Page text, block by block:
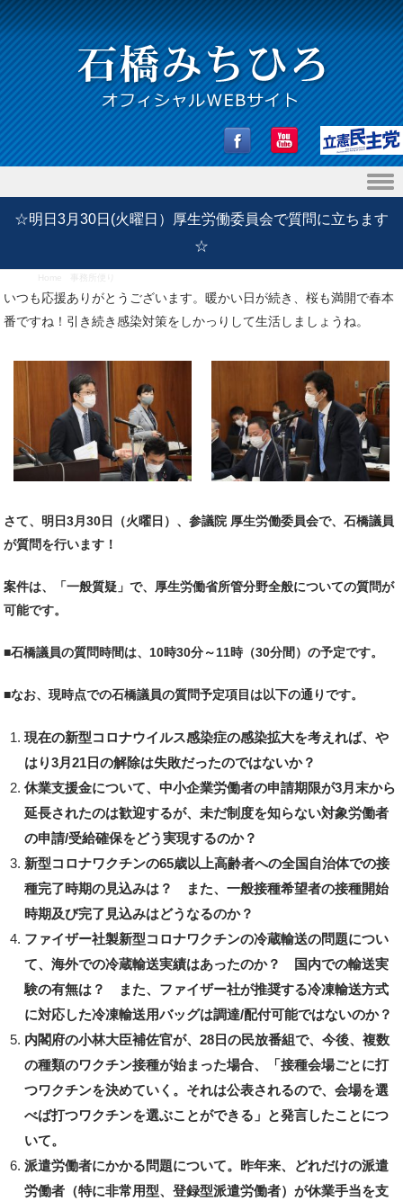
Skip to content
☆明日3月30日(火曜日）厚生労働委員会で質問に立ちます
☆
いつも応援ありがとうございます。暖かい日が続き、桜も満開で春本
番ですね！引き続き感染対策をしかっりして生活しましょうね。
さて、明日3月30日（火曜日）、参議院 厚生労働委員会で、石橋議員
が質問を行います！
案件は、「一般質疑」で、厚生労働省所管分野全般についての質問が
可能です。
■石橋議員の質問時間は、10時30分～11時（30分間）の予定です。
■なお、現時点での石橋議員の質問予定項目は以下の通りです。
現在の新型コロナウイルス感染症の感染拡大を考えれば、や
はり3月21日の解除は失敗だったのではないか？
休業支援金について、中小企業労働者の申請期限が3月末から
延長されたのは歓迎するが、未だ制度を知らない対象労働者
の申請/受給確保をどう実現するのか？
新型コロナワクチンの65歳以上高齢者への全国自治体での接
種完了時期の見込みは？ また、一般接種希望者の接種開始
時期及び完了見込みはどうなるのか？
ファイザー社製新型コロナワクチンの冷蔵輸送の問題につい
て、海外での冷蔵輸送実績はあったのか？ 国内での輸送実
験の有無は？ また、ファイザー社が推奨する冷凍輸送方式
に対応した冷凍輸送用バッグは調達/配付可能ではないのか？
内閣府の小林大臣補佐官が、28日の民放番組で、今後、複数
の種類のワクチン接種が始まった場合、「接種会場ごとに打
つワクチンを決めていく。それは公表されるので、会場を選
べば打つワクチンを選ぶことができる」と発言したことにつ
いて。
派遣労働者にかかる問題について。昨年来、どれだけの派遣
労働者（特に非常用型、登録型派遣労働者）が休業手当を支